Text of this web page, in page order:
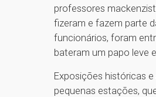
professores
fizeram e fazem parte
funcionários, foram
bateram um papo leve
Exposições históricas
pequenas estações,